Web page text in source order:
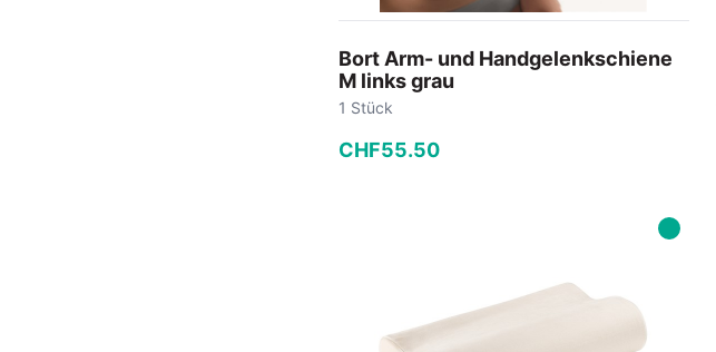
Bort Arm- und Handgelenkschiene
M links grau
1 Stück
CHF55.50